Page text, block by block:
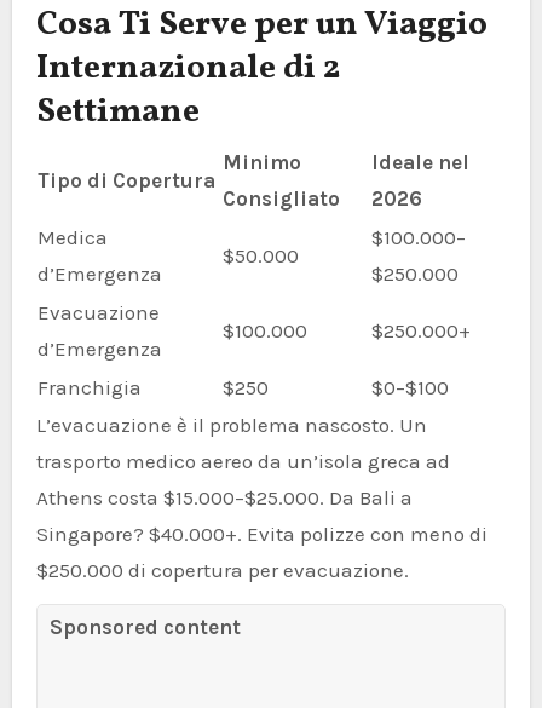
Cosa Ti Serve per un Viaggio
Internazionale di 2
Settimane
Tipo di Copertura
Minimo
Consigliato
Ideale nel
2026
Medica
d’Emergenza
$50.000
$100.000–
$250.000
Evacuazione
d’Emergenza
$100.000 $250.000+
Franchigia $250
$0–$100
L’evacuazione è il problema nascosto. Un
trasporto medico aereo da un’isola greca ad
Athens costa $15.000–$25.000. Da Bali a
Singapore? $40.000+. Evita polizze con meno di
$250.000 di copertura per evacuazione.
Sponsored content